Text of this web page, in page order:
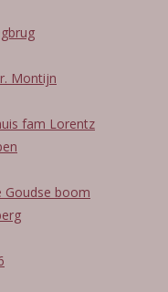
Montijn
fam Lorentz
Goudse boom